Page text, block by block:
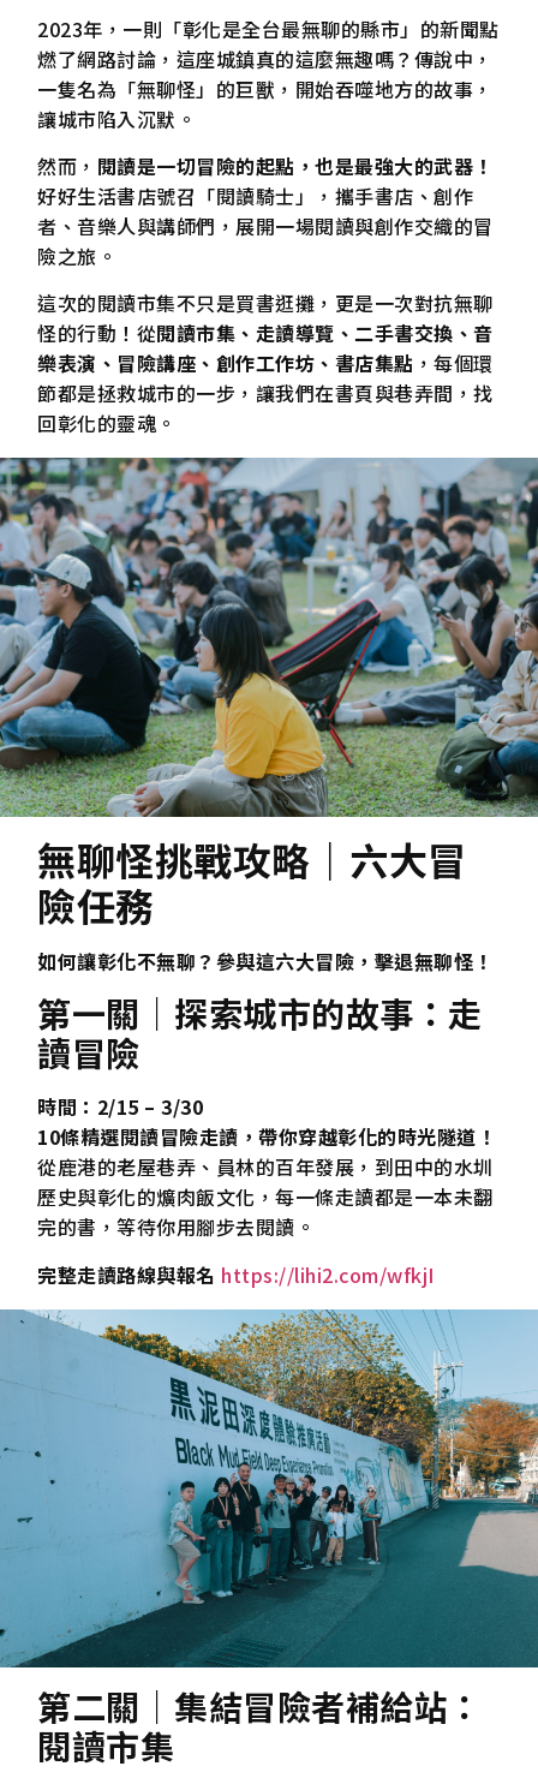
2023年，一則「彰化是全台最無聊的縣市」的新聞點
燃了網路討論，這座城鎮真的這麼無趣嗎？傳說中，
一隻名為「無聊怪」的巨獸，開始吞噬地方的故事，
讓城市陷入沉默。
然而， 閱讀是一切冒險的起點，也是最強大的武器！
好好生活書店號召「閱讀騎士」，攜手書店、創作
者、音樂人與講師們，展開一場閱讀與創作交織的冒
險之旅。
這次的閱讀市集不只是買書逛攤，更是一次對抗無聊
怪的行動！從閱讀市集、走讀導覽、二手書交換、音
樂表演、冒險講座、創作工作坊、書店集點 ，每個環
節都是拯救城市的一步，讓我們在書頁與巷弄間，找
回彰化的靈魂。
無聊怪挑戰攻略｜六大冒
險任務
如何讓彰化不無聊？參與這六大冒險，擊退無聊怪！
第一關｜探索城市的故事：走
讀冒險
時間：2/15 – 3/30
10條精選閱讀冒險走讀，帶你穿越彰化的時光隧道！
從鹿港的老屋巷弄、員林的百年發展，到田中的水圳
歷史與彰化的爌肉飯文化，每一條走讀都是一本未翻
完的書，等待你用腳步去閱讀。
完整走讀路線與報名 https://lihi2.com/wfkjI
第二關｜集結冒險者補給站：
閱讀市集